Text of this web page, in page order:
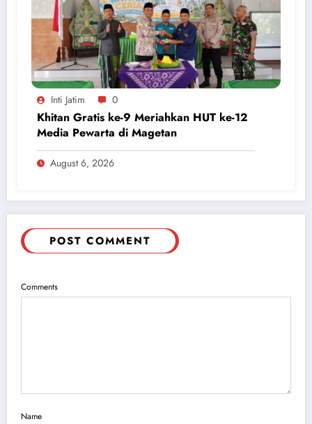
Inti Jatim 0
Khitan Gratis ke-9 Meriahkan HUT ke-12
Media Pewarta di Magetan
August 6, 2026
POST COMMENT
Comments
Name